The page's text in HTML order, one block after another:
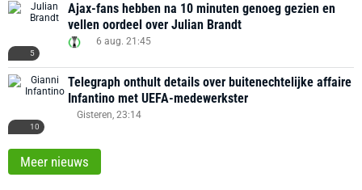
5
Ajax-fans hebben na 10 minuten genoeg gezien en
vellen oordeel over Julian Brandt
6 aug. 21:45
10
Telegraph onthult details over buitenechtelijke affaire
Infantino met UEFA-medewerkster
Gisteren, 23:14
Meer nieuws